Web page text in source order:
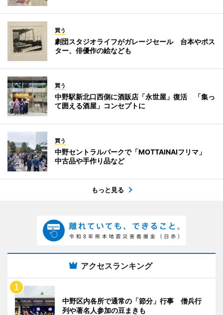
買う
劇団スタジオライフがガレージセール 台本やポス
ター、俳優作の絵なども
買う
中野駅新北口西側に酒販店「永世屋」復活 「集っ
て囲える酒屋」コンセプトに
買う
中野セントラルパークで「MOTTAINAIフリマ」
中古品や手作り品など
もっと見る
アクセスランキング
中野区内各所で通常の「節分」行事 僧兵行
列や著名人参加の豆まきも